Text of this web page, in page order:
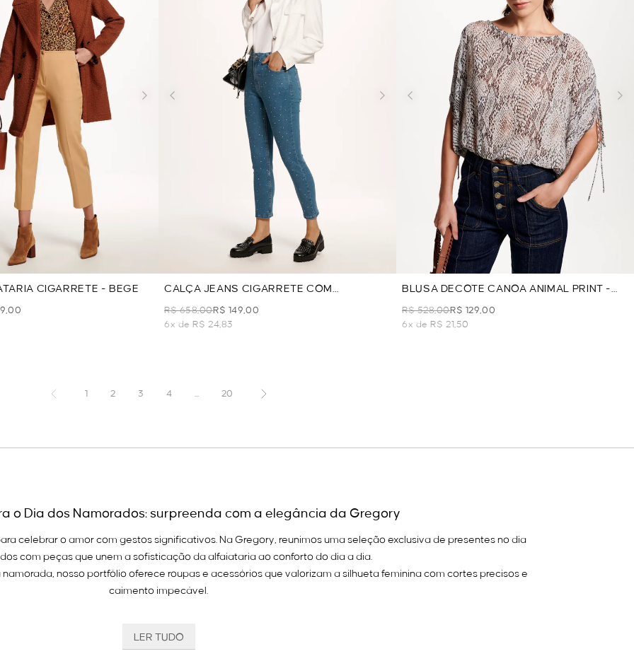
CIGARRETE - BEGE
CALÇA JEANS CIGARRETE COM
APLICAÇÃO - AZUL JEANS
R$ 658,00R$ 149,00
6x de R$ 24,83
BLUSA DECOTE CANOA ANIMAL PRINT -
CINZA
R$ 528,00R$ 129,00
6x de R$ 21,50
1 2 3 4 ... 20
o Dia dos Namorados: surpreenda com a elegância da Gregory
celebrar o amor com gestos significativos. Na Gregory, reunimos uma seleção exclusiva de presentes no dia
com peças que unem a sofisticação da alfaiataria ao conforto do dia a dia.
nosso portfólio oferece roupas e acessórios que valorizam a silhueta feminina com cortes precisos e
caimento impecável.
garantir o presente para o Dia dos Namorados na Gregory?
LER TUDO